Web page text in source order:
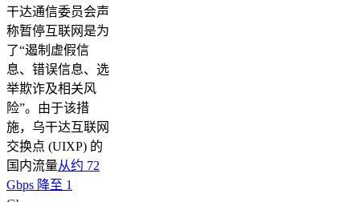
干达通信委员会声
称暂停互联网是为
了“遏制虚假信
息、错误信息、选
举欺诈及相关风
险”。由于该措
施，乌干达互联网
交换点 (UIXP) 的
国内流量从约 72
Gbps 降至 1